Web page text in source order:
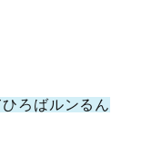
ろばルンるん